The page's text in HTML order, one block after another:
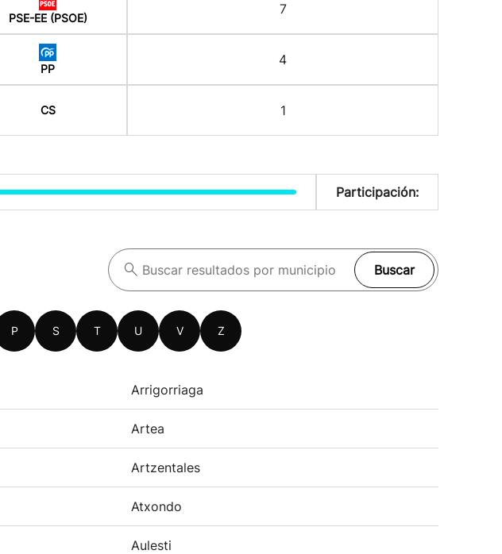
PSE-EE (PSOE)
7
PP
4
CS 1
Participación:
Buscar
P S T U V Z
Arrigorriaga
Artea
Artzentales
Atxondo
Aulesti